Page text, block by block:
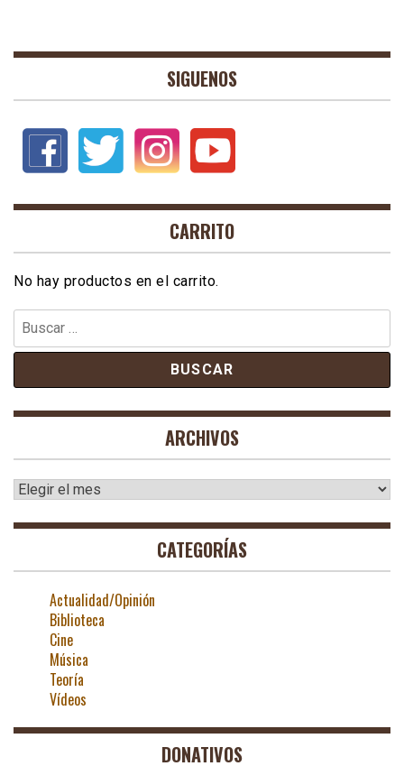
SIGUENOS
CARRITO
No hay productos en el carrito.
Buscar:
ARCHIVOS
Archivos
CATEGORÍAS
Actualidad/Opinión
Biblioteca
Cine
Música
Teoría
Vídeos
DONATIVOS